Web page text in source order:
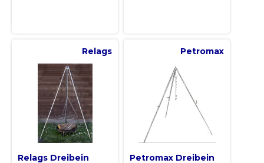
Relags
Relags Dreibein
Petromax
Petromax Dreibein